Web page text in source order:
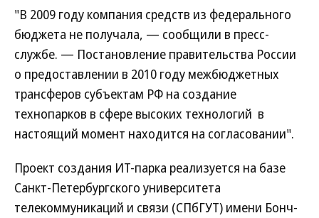
"В 2009 году компания средств из федерального
бюджета не получала, — сообщили в пресс-
службе. — Постановление правительства России
о предоставлении в 2010 году межбюджетных
трансферов субъектам РФ на создание
технопарков в сфере высоких технологий в
настоящий момент находится на согласовании".
Проект создания ИТ-парка реализуется на базе
Санкт-Петербургского университета
телекоммуникаций и связи (СПбГУТ) имени Бонч-